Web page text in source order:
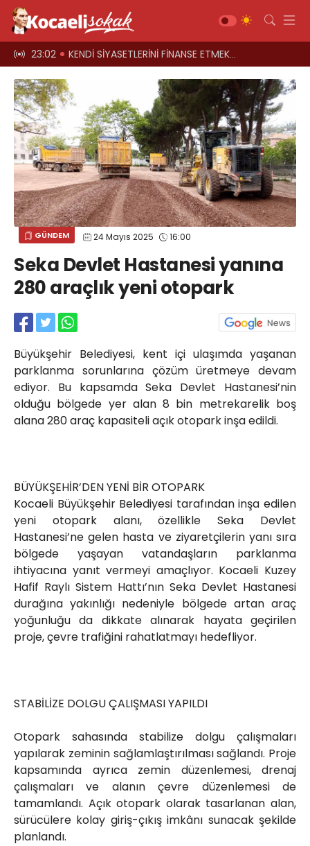
oyun 23:02 KENDİ SİYASETLERİNİ FİNANSE ETMEK İÇİN KOCAELİ'Yİ HARCIYORLAR
GÜNDEM 24 Mayıs 2025 16:00
Seka Devlet Hastanesi yanına
280 araçlık yeni otopark
Büyükşehir Belediyesi, kent içi ulaşımda yaşanan
parklanma sorunlarına çözüm üretmeye devam
ediyor. Bu kapsamda Seka Devlet Hastanesi’nin
olduğu bölgede yer alan 8 bin metrekarelik boş
alana 280 araç kapasiteli açık otopark inşa edildi.
BÜYÜKŞEHİR’DEN YENİ BİR OTOPARK
Kocaeli Büyükşehir Belediyesi tarafından inşa edilen
yeni otopark alanı, özellikle Seka Devlet
Hastanesi’ne gelen hasta ve ziyaretçilerin yanı sıra
bölgede yaşayan vatandaşların parklanma
ihtiyacına yanıt vermeyi amaçlıyor. Kocaeli Kuzey
Hafif Raylı Sistem Hattı’nın Seka Devlet Hastanesi
durağına yakınlığı nedeniyle bölgede artan araç
yoğunluğu da dikkate alınarak hayata geçirilen
proje, çevre trafiğini rahatlatmayı hedefliyor.
STABİLİZE DOLGU ÇALIŞMASI YAPILDI
Otopark sahasında stabilize dolgu çalışmaları
yapılarak zeminin sağlamlaştırılması sağlandı. Proje
kapsamında ayrıca zemin düzenlemesi, drenaj
çalışmaları ve alanın çevre düzenlemesi de
tamamlandı. Açık otopark olarak tasarlanan alan,
sürücülere kolay giriş-çıkış imkânı sunacak şekilde
planlandı.
Siyaset
Asayiş
Ekonomi
Sağlık
Magazin
Spor
Diğer
Teknoloji
Kültür-Sanat
Akkavaklar Caddesi No:17/4 İzmit-
KOCAELİ
kocaelisokak@gmail.com